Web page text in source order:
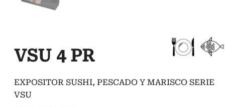
VSU 4 PR
EXPOSITOR SUSHI, PESCADO Y MARISCO SERIE
VSU